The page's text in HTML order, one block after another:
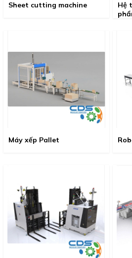
Sheet cutting machine
Hệ
Máy xếp Pallet